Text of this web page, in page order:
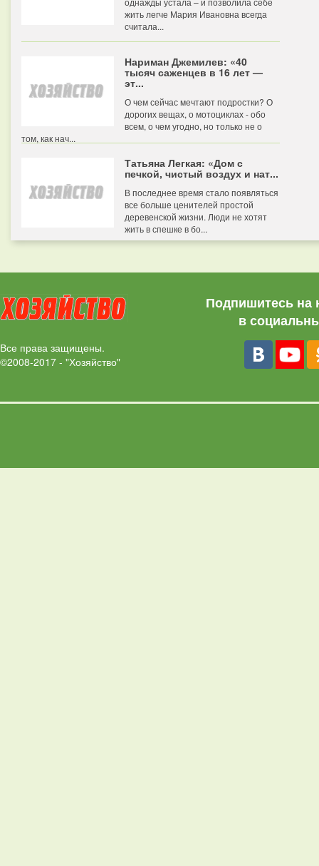
жить легче Мария Ивановна всегда
считала...
Нариман Джемилев: «40
тысяч саженцев в 16 лет —
эт...
О чем сейчас мечтают подростки? О
дорогих вещах, о мотоциклах - обо
всем, о чем угодно, но только не о
том, как нач...
Татьяна Легкая: «Дом с
печкой, чистый воздух и нат...
В последнее время стало появляться
все больше ценителей простой
деревенской жизни. Люди не хотят
жить в спешке в бо...
Все права защищены.
©2008-2017 - "Хозяйство"
Подпишитесь на
в